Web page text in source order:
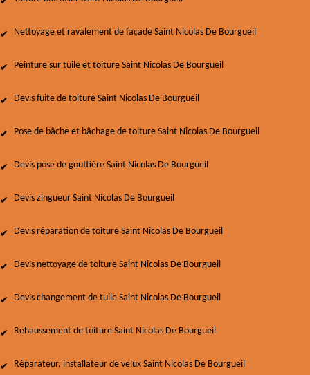
Nettoyage et ravalement de façade Saint Nicolas De Bourgueil
Peinture sur tuile et toiture Saint Nicolas De Bourgueil
Devis fuite de toiture Saint Nicolas De Bourgueil
Pose de bâche et bâchage de toiture Saint Nicolas De Bourgueil
Devis pose de gouttière Saint Nicolas De Bourgueil
Devis zingueur Saint Nicolas De Bourgueil
Devis réparation de toiture Saint Nicolas De Bourgueil
Devis nettoyage de toiture Saint Nicolas De Bourgueil
Devis changement de tuile Saint Nicolas De Bourgueil
Rehaussement de toiture Saint Nicolas De Bourgueil
Réparateur, installateur de velux Saint Nicolas De Bourgueil